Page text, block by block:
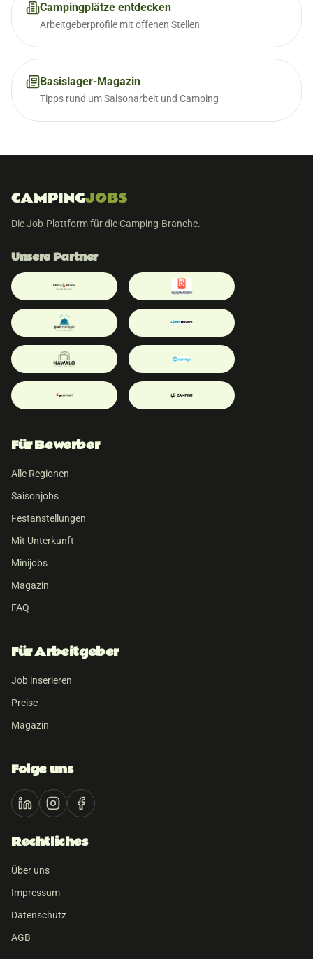
Campingplätze entdecken
Arbeitgeberprofile mit offenen Stellen
Basislager-Magazin
Tipps rund um Saisonarbeit und Camping
CAMPINGJOBS
Die Job-Plattform für die Camping-Branche.
Unsere Partner
Für Bewerber
Alle Regionen
Saisonjobs
Festanstellungen
Mit Unterkunft
Minijobs
Magazin
FAQ
Für Arbeitgeber
Job inserieren
Preise
Magazin
Folge uns
Rechtliches
Über uns
Impressum
Datenschutz
AGB